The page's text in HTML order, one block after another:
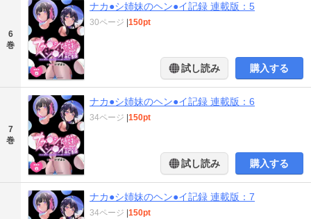
6
巻
ナカ●シ姉妹のヘン●イ記録 連載版：5
30ページ 150pt
試し読み 購入する
7
巻
ナカ●シ姉妹のヘン●イ記録 連載版：6
34ページ 150pt
試し読み 購入する
ナカ●シ姉妹のヘン●イ記録 連載版：7
34ページ 150pt